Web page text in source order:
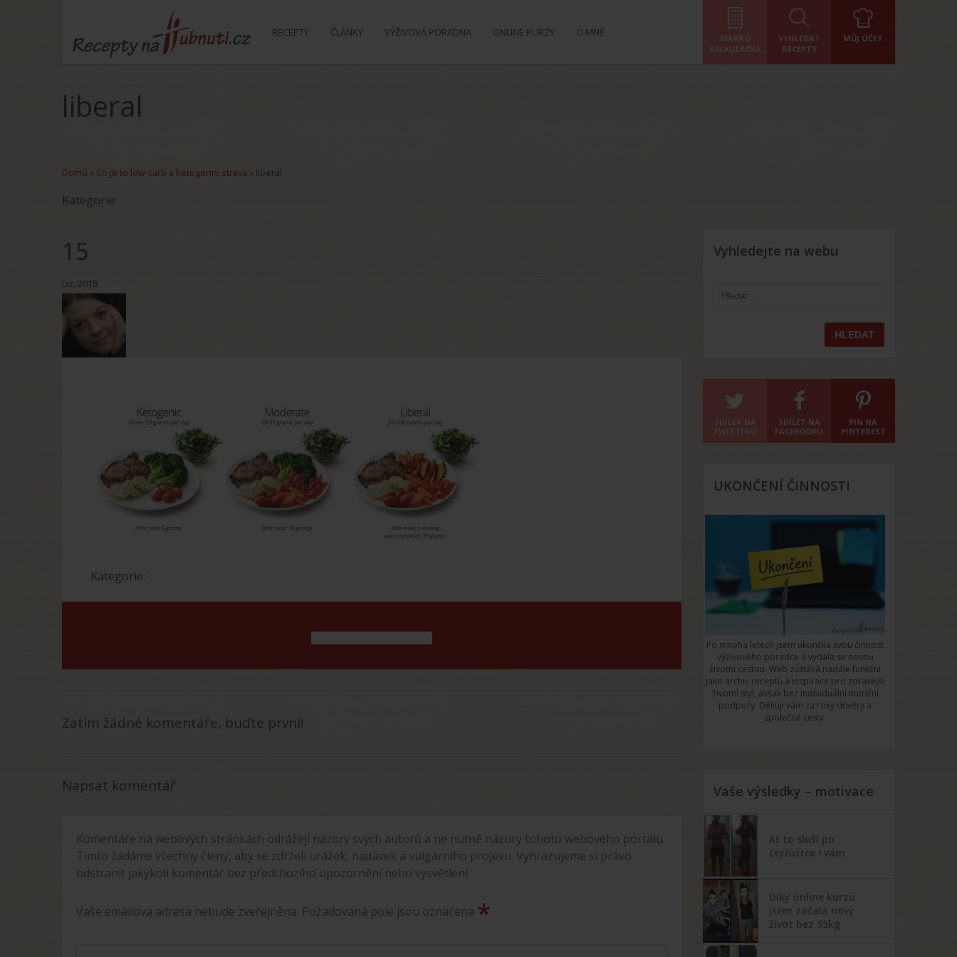
RECEPTY ČLÁNKY VÝŽIVOVÁ PORADNA ONLINE KURZY O MNĚ
MAKRO
KALKULAČKA
VYHLEDAT
RECEPTY
MŮJ ÚČET
liberal
Domů » Co je to low-carb a ketogenní strava » liberal
Kategorie:
15
Lis, 2018
Kategorie:
Zatím žádné komentáře, buďte první!
Napsat komentář
Komentáře na webových stránkách odrážejí názory svých autorů a ne nutně názory tohoto webového portálu.
Tímto žádáme všechny členy, aby se zdrželi urážek, nadávek a vulgárního projevu. Vyhrazujeme si právo
odstranit jakýkoli komentář bez předchozího upozornění nebo vysvětlení.
Vaše emailová adresa nebude zveřejněna. Požadovaná pole jsou označena *
Vyhledejte na webu
Vyhledávání
SDÍLET NA
TWITTERU
SDÍLET NA
FACEBOOKU
PIN NA
PINTEREST
UKONČENÍ ČINNOSTI
Po mnoha letech jsem ukončila svou činnost
výživového poradce a vydala se novou
životní cestou. Web zůstává nadále funkční
jako archiv receptů a inspirace pro zdravější
životní styl, avšak bez individuální nutriční
podpory. Děkuji vám za roky důvěry a
společné cesty.
Vaše výsledky – motivace
Ať to sluší po
čtyřícítce i vám
Díky online kurzu
jsem začala nový
život bez 55kg